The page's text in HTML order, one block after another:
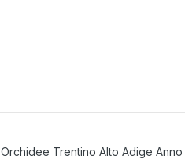
Orchidee Trentino Alto Adige Anno